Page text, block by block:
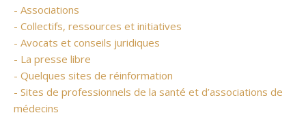
- Associations
- Collectifs, ressources et initiatives
- Avocats et conseils juridiques
- La presse libre
- Quelques sites de réinformation
- Sites de professionnels de la santé et d’associations de
médecins